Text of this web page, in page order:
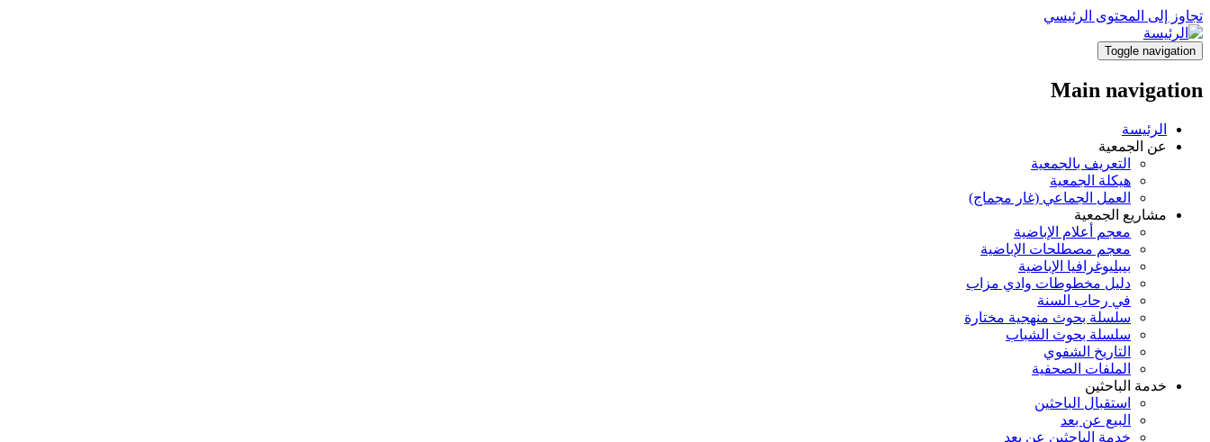
تجاوز إلى المحتوى الرئيسي
Toggle navigation
Main navigation
الرئيسة
عن الجمعية
التعريف بالجمعية
هيكلة الجمعية
العمل الجماعي (غار مجماج)
مشاريع الجمعية
معجم أعلام الإباضية
معجم مصطلحات الإباضية
بيبليوغرافيا الإباضية
دليل مخطوطات وادي مزاب
في رحاب السنة
سلسلة بحوث منهجية مختارة
سلسلة بحوث الشباب
التاريخ الشفوي
الملفات الصحفية
خدمة الباحثين
استقبال الباحثين
البيع عن بعد
خدمة الباحثين عن بعد